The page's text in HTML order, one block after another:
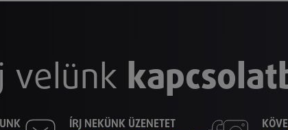
velünk
ÍRJ NEKÜNK ÜZENETET